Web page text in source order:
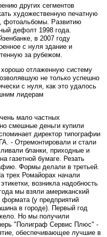
других сегментов
художественную печатную
фотоальбомы. Развитию
дефолт 1998 года.
в 2007 году
с нуля здание и
за рубежом.
отлаженную систему
не только успешно
с нуля, как это удалось
лидерам
мало частных
смешные деньги купили
директор типографии
- Отремонтировали и стали
бланки, приходные и
газетной бумаге. Резать
Формы делали в третьей.
трех Ромайорах начали
возникла надобность
мы взяли американский
(у предприятий
в городе). Первый год
Но мы получили
"Полиграф Сервис Плюс" -
обеспечивающее лучшие в